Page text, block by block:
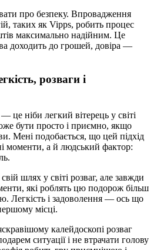
про безпеку. Впровадження
таких як Vipps, робить процес
максимально надійним. Це
доходить до грошей, довіра —
розваги і
це ніби легкий вітерець у світі
бути просто і приємно, якщо
Мені подобається, що цей підхід
моменти, а й людський фактор:
шлях у світі розваг, але завжди
які роблять цю подорож більш
Легкість і задоволення — ось що
місці.
калейдоскопі розваг
ситуації і не втрачати голову